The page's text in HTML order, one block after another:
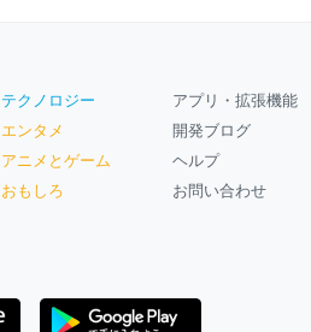
テクノロジー
エンタメ
アニメとゲーム
おもしろ
アプリ・拡張機能
開発ブログ
ヘルプ
お問い合わせ